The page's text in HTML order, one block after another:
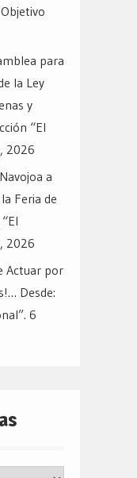
para
la Ley
y
“El
2026
a
Feria de
2026
Actuar por
Desde:
6